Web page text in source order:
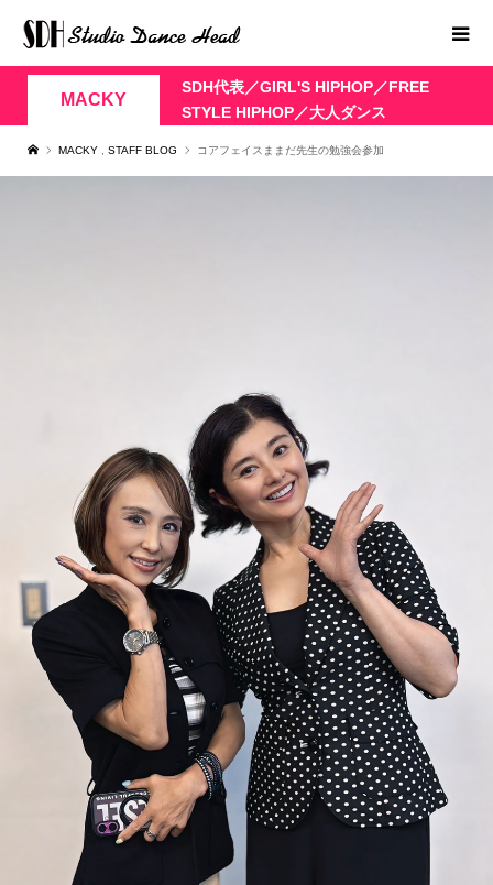
MACKY
SDH代表／GIRL'S HIPHOP／FREE
STYLE HIPHOP／大人ダンス
MACKY STAFF BLOG コアフェイスままだ先生の勉強会参加